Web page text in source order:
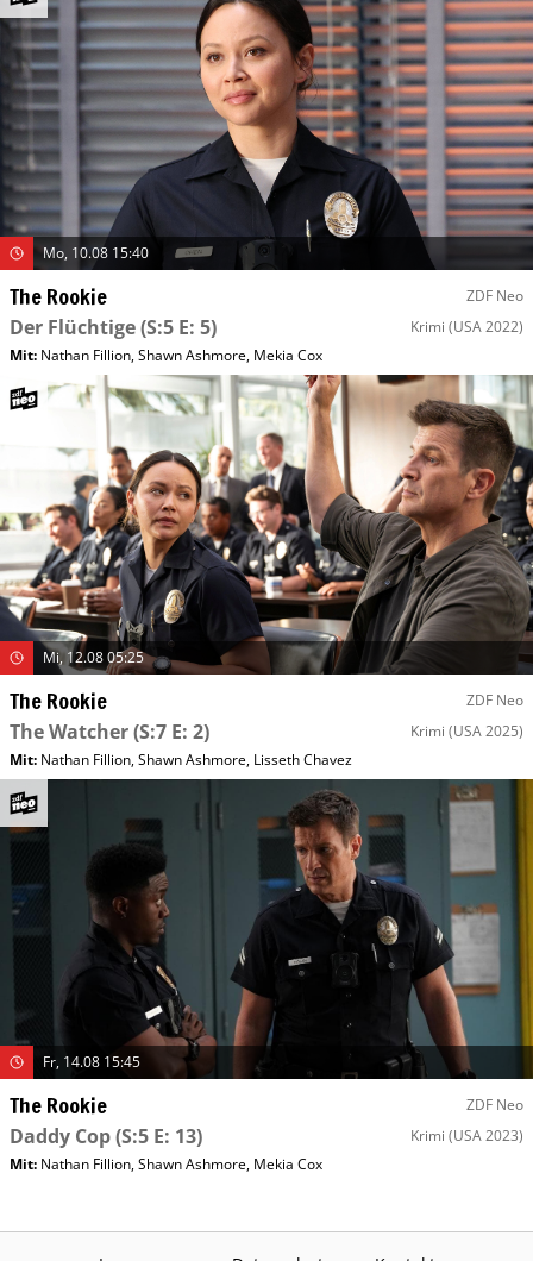
Mo, 10.08 15:40
The Rookie ZDF Neo
Der Flüchtige(S:5 E: 5) Krimi (USA 2022)
Mit: Nathan Fillion,Shawn Ashmore, Mekia Cox
Mi, 12.08 05:25
The Rookie ZDF Neo
The Watcher(S:7 E: 2) Krimi (USA 2025)
Mit: Nathan Fillion,Shawn Ashmore, Lisseth Chavez
Fr, 14.08 15:45
The Rookie ZDF Neo
Daddy Cop(S:5 E: 13) Krimi (USA 2023)
Mit: Nathan Fillion,Shawn Ashmore, Mekia Cox